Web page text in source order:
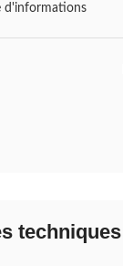
d'informations
techniques